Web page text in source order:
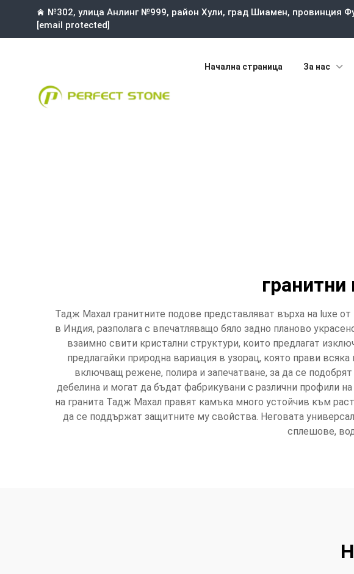
№302, улица Анлинг №999, район Хули, град Шиамен, провинция
[email protected]
Начална страница За нас
Тадж Махал гранитните подове представляват върха на luxe
в Индия, разполага с впечатляващо бяло задно планово
взаимно свити кристални структури, които предлагат
предлагайки природна вариация в узорац, която прави
включващ режене, полира и запечатване, за да се
дебелина и могат да бъдат фабрикувани с различни профили
на гранита Тадж Махал правят камъка много устойчив към
да се поддържат защитните му свойства. Неговата
сплешове,